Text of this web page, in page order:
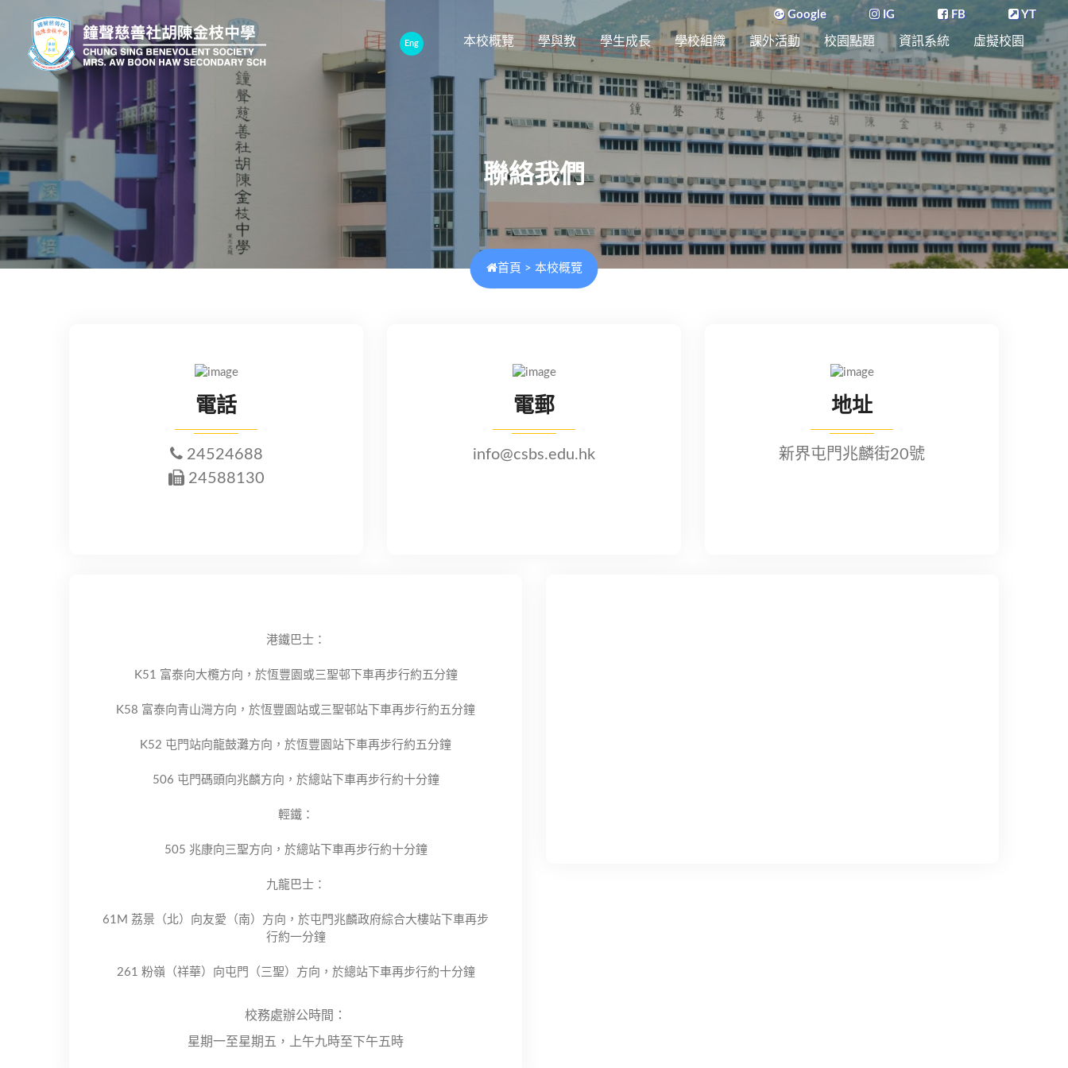
Eng 本校概覽 學與教 學生成長 學校組織 課外活動 校園點題 資訊系統 虛擬校園
Google IG FB YT
聯絡我們
首頁 > 本校概覽
電話
24524688
24588130
電郵
info@csbs.edu.hk
地址
新界屯門兆麟街20號
港鐵巴士：
K51 富泰向大欖方向，於恆豐園或三聖邨下車再步行約五分鐘
K58 富泰向青山灣方向，於恆豐園站或三聖邨站下車再步行約五分鐘
K52 屯門站向龍鼓灘方向，於恆豐園站下車再步行約五分鐘
506 屯門碼頭向兆麟方向，於總站下車再步行約十分鐘
輕鐵：
505 兆康向三聖方向，於總站下車再步行約十分鐘
九龍巴士：
61M 荔景（北）向友愛（南）方向，於屯門兆麟政府綜合大樓站下車再步
行約一分鐘
261 粉嶺（祥華）向屯門（三聖）方向，於總站下車再步行約十分鐘
校務處辦公時間：
星期一至星期五，上午九時至下午五時